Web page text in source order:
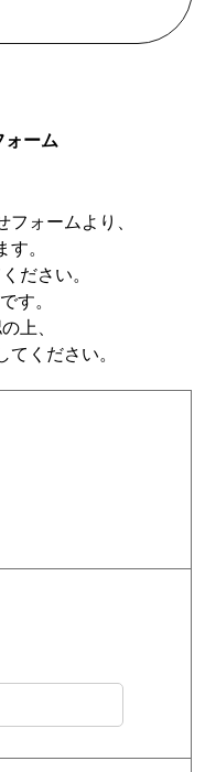
ォーム
フォームより、
す。
ださい。
す。
上、
てください。